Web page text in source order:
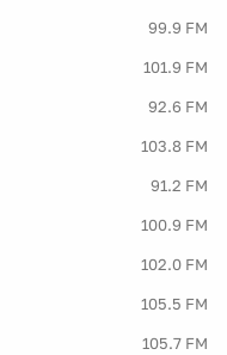
99.9 FM
101.9 FM
92.6 FM
103.8 FM
91.2 FM
100.9 FM
102.0 FM
105.5 FM
105.7 FM